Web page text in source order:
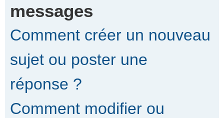
messages
Comment créer un nouveau
sujet ou poster une
réponse ?
Comment modifier ou